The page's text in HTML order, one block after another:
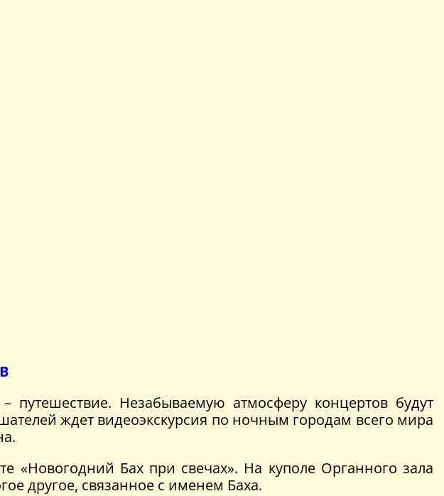
Незабываемую атмосферу концертов будут
ждет видеоэкскурсия по ночным городам всего мира
«Новогодний Бах при свечах». На куполе Органного зала
другое, связанное с именем Баха.